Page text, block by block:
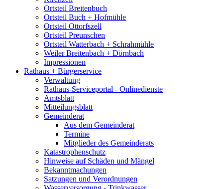
Ortsteil Breitenbuch
Ortsteil Buch + Hofmühle
Ortsteil Ottorfszell
Ortsteil Preunschen
Ortsteil Watterbach + Schrahmühle
Weiler Breitenbach + Dörnbach
Impressionen
Rathaus + Bürgerservice
Verwaltung
Rathaus-Serviceportal - Onlinedienste
Amtsblatt
Mitteilungsblatt
Gemeinderat
Aus dem Gemeinderat
Termine
Mitglieder des Gemeinderats
Katastrophenschutz
Hinweise auf Schäden und Mängel
Bekanntmachungen
Satzungen und Verordnungen